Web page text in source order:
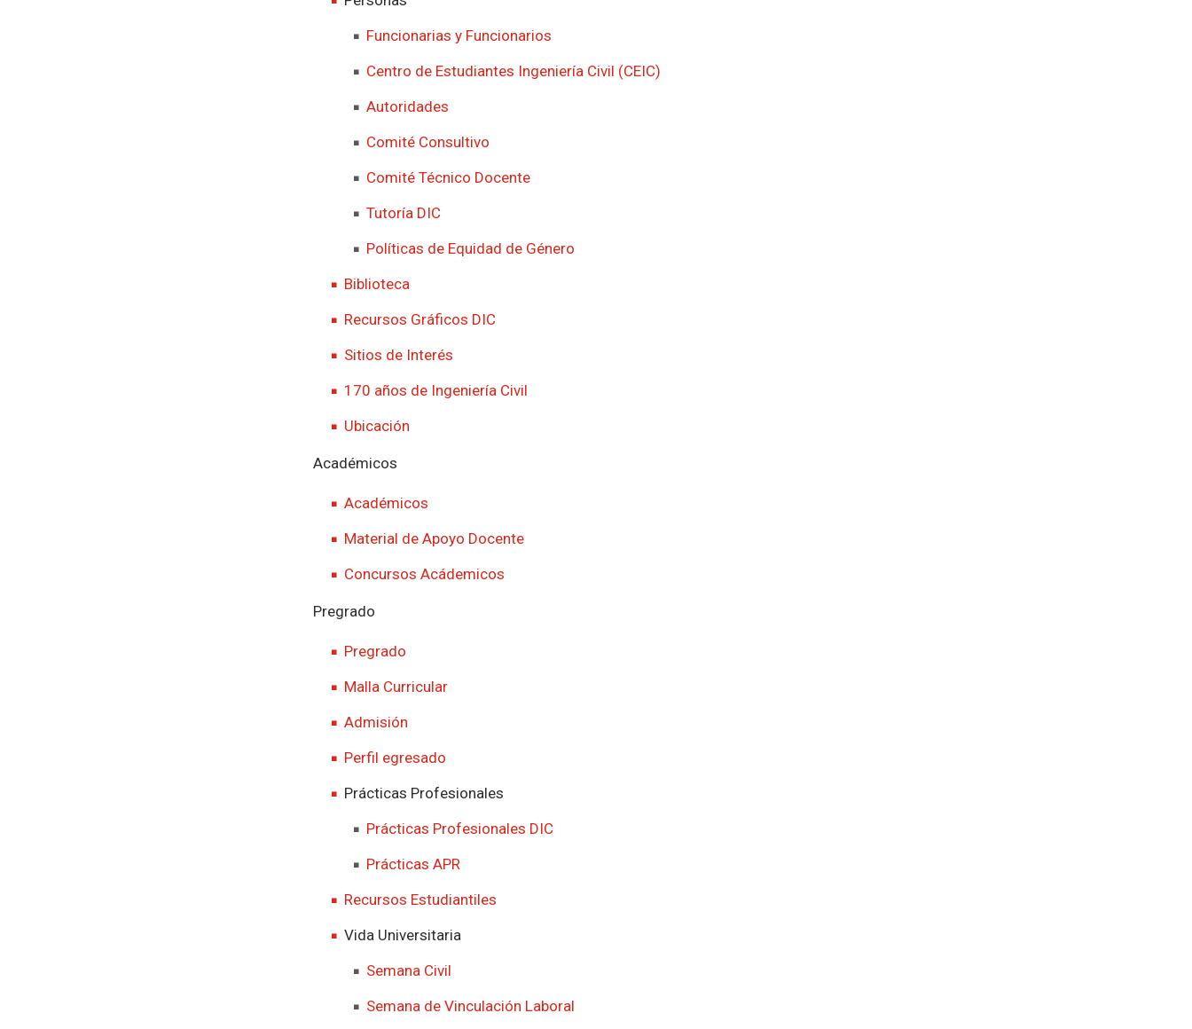
Funcionarias y Funcionarios
Centro de Estudiantes Ingeniería Civil (CEIC)
Autoridades
Comité Consultivo
Comité Técnico Docente
Tutoría DIC
Políticas de Equidad de Género
Biblioteca
Recursos Gráficos DIC
Sitios de Interés
170 años de Ingeniería Civil
Ubicación
Académicos
Académicos
Material de Apoyo Docente
Concursos Acádemicos
Pregrado
Pregrado
Malla Curricular
Admisión
Perfil egresado
Prácticas Profesionales
Prácticas Profesionales DIC
Prácticas APR
Recursos Estudiantiles
Vida Universitaria
Semana Civil
Semana de Vinculación Laboral